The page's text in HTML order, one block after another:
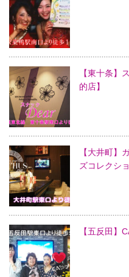
【東十条】
的店】
【大井町】
ズコレクショ
【五反田】